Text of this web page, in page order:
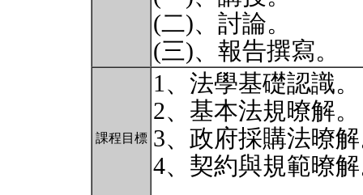
(二)、討論。
(三)、報告撰寫。
課程目標
1、法學基礎認識。
2、基本法規暸解。
3、政府採購法暸
4、契約與規範暸